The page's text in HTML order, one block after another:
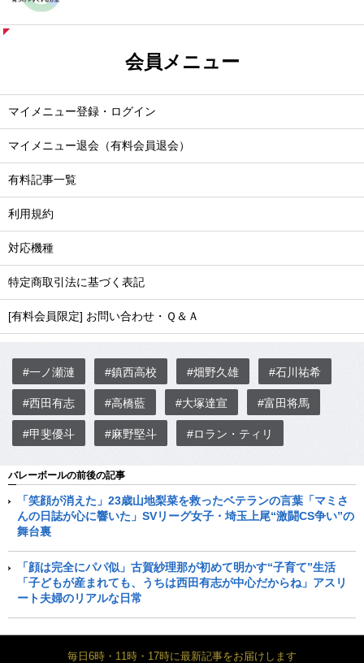
会員メニュー
マイメニュー登録・ログイン
マイメニュー退会（有料会員退会）
有料記事一覧
利用規約
対応機種
特定商取引法に基づく表記
[有料会員限定] お問い合わせ・Ｑ＆Ａ
#一ノ瀬漣 #鎮西高校 #畑野久雄 #石川祐希
#西田有志 #高橋藍 #大塚達宣 #富田将馬
#甲斐優斗 #麻野堅斗 #ロラン・ティリ
バレーボールの前後の記事
「笑顔が消えた」23歳山地梨菜を救ったベテランの言葉「マミさ
んの日誌が心に響いた」SVリーグ女子・埼玉上尾“激闘CS争い”の
舞台裏
「顔は完全にパパ似」古賀紗理那が初めて明かす“子育て”生活
「子どもが産まれても、うちは西田有志が中心だからね」アスリ
ート夫婦のリアルな日常
毎日6時・11時・17時に最新記事をお届けします